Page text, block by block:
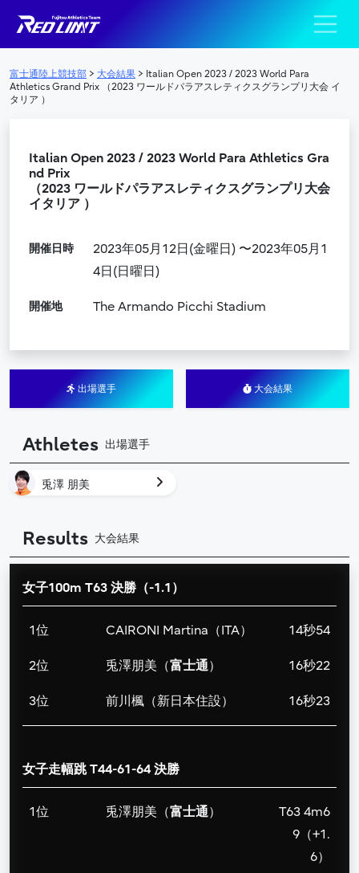
メインナビゲーション
陸上競技部 –
富士通陸上競技部 > 大会結果 > Italian Open 2023 / 2023 World Para
Athletics Grand Prix （2023 ワールドパラアスレティクスグランプリ大会 イ
タリア ）
Italian Open 2023 / 2023 World Para Athletics Gra
nd Prix
（2023 ワールドパラアスレティクスグランプリ大会
イタリア ）
開催日時
2023年05月12日(金曜日) 〜2023年05月1
4日(日曜日)
開催地 The Armando Picchi Stadium
出場選手 大会結果
Athletes 出場選手
兎澤 朋美
Results 大会結果
女子100m T63 決勝（-1.1）
1位 CAIRONI Martina（ITA） 14秒54
2位 兎澤朋美（富士通） 16秒22
3位 前川楓（新日本住設） 16秒23
女子走幅跳 T44-61-64 決勝
1位 兎澤朋美（富士通）
T63 4m6
9（+1.
6）